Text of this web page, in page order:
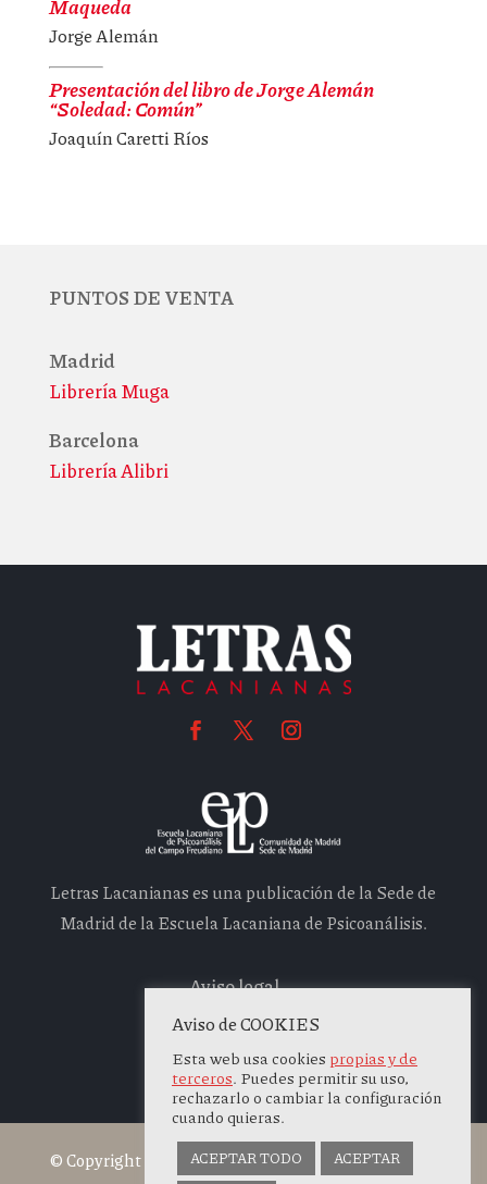
Maqueda
Jorge Alemán
Presentación del libro de Jorge Alemán
“Soledad: Común”
Joaquín Caretti Ríos
PUNTOS DE VENTA
Madrid
Librería Muga
Barcelona
Librería Alibri
Letras Lacanianas es una publicación de la Sede de
Madrid de la Escuela Lacaniana de Psicoanálisis.
Aviso legal
Política de privacidad
Política de cookies
© Copyright 2026 | Desarrollado porBTO Design
Aviso de COOKIES
Esta web usa cookies propias y de
terceros. Puedes permitir su uso,
rechazarlo o cambiar la configuración
cuando quieras.
ACEPTAR TODO ACEPTAR